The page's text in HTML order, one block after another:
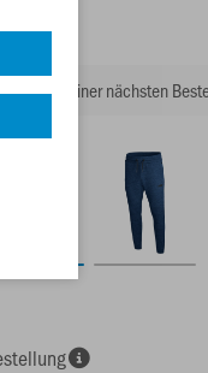
bei Deiner nächsten